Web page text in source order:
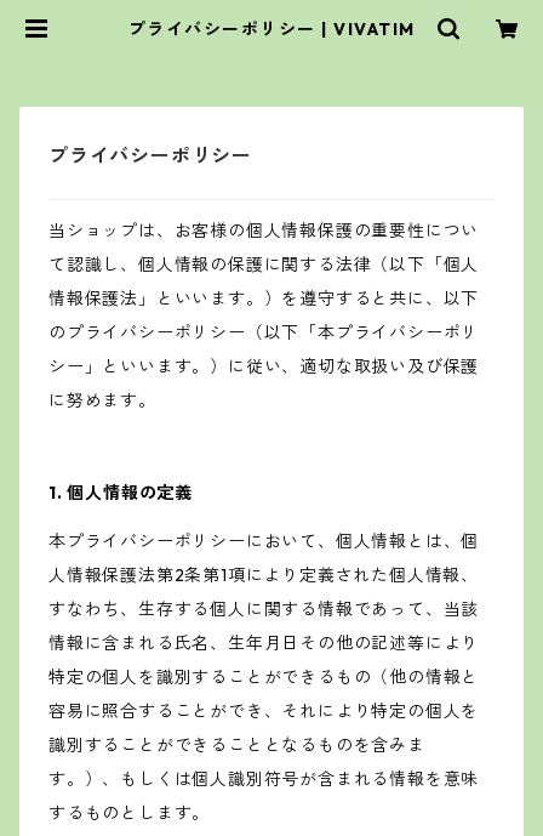
プライバシーポリシー | VIVATIM
プライバシーポリシー
当ショップは、お客様の個人情報保護の重要性につい
て認識し、個人情報の保護に関する法律（以下「個人
情報保護法」といいます。）を遵守すると共に、以下
のプライバシーポリシー（以下「本プライバシーポリ
シー」といいます。）に従い、適切な取扱い及び保護
に努めます。
1. 個人情報の定義
本プライバシーポリシーにおいて、個人情報とは、個
人情報保護法第2条第1項により定義された個人情報、
すなわち、生存する個人に関する情報であって、当該
情報に含まれる氏名、生年月日その他の記述等により
特定の個人を識別することができるもの（他の情報と
容易に照合することができ、それにより特定の個人を
識別することができることとなるものを含みま
す。）、もしくは個人識別符号が含まれる情報を意味
するものとします。